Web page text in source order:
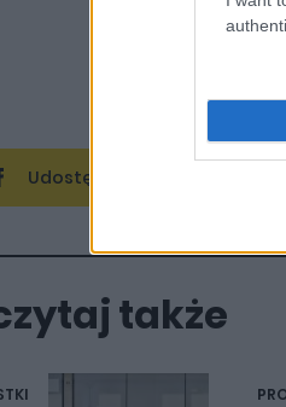
d'Este, jak
Japonii
Udostępnij
także